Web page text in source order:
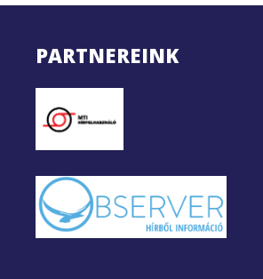
PARTNEREINK